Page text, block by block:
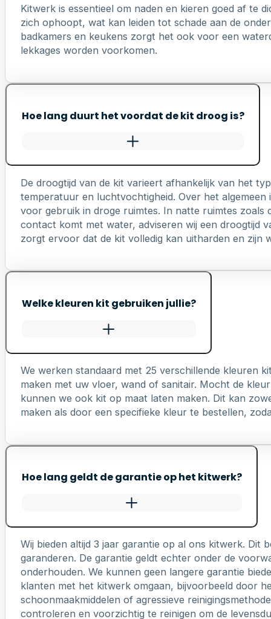
Kitwerk is essentieel om naden en kieren goed af te
zich ophoopt, wat kan leiden tot schade aan de
badkamers en keukens zorgt het ook voor een
lekkages worden voorkomen.
Hoe lang duurt het voordat de kit droog is?
De droogtijd van de kit varieert afhankelijk van het
temperatuur en luchtvochtigheid. Over het
voor gebruik in droge ruimtes. In natte ruimtes zoals
contact komt met water, adviseren wij een droogtijd
zorgt ervoor dat de kit volledig kan uitharden en zijn
Welke kleuren kit gebruiken jullie?
We werken standaard met 25 verschillende kleuren
maken met uw vloer, wand of sanitair. Mocht de
kunnen we ook kit op maat laten maken. Dit kan
maken als door een specifieke kleur te bestellen,
Hoe lang geldt de garantie op het kitwerk?
Wij bieden altijd 3 jaar garantie op al ons kitwerk. Dit
garanderen. De garantie geldt echter onder de
onderhouden. We kunnen geen langere garantie
klanten met het kitwerk omgaan, bijvoorbeeld door
schoonmaakmiddelen of agressieve
controleren en voorzichtig te reinigen om de